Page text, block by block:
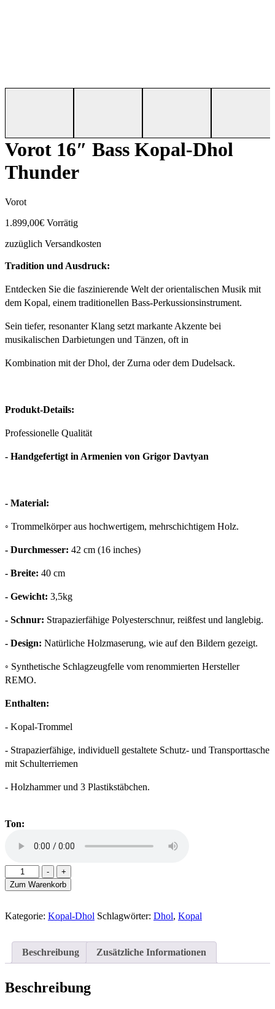
Vorot 16″ Bass Kopal-Dhol
Thunder
Vorot
1.899,00€ Vorrätig
zuzüglich Versandkosten
Tradition und Ausdruck:
Entdecken Sie die faszinierende Welt der orientalischen Musik mit
dem Kopal, einem traditionellen Bass-Perkussionsinstrument.
Sein tiefer, resonanter Klang setzt markante Akzente bei
musikalischen Darbietungen und Tänzen, oft in
Kombination mit der Dhol, der Zurna oder dem Dudelsack.
Produkt-Details:
Professionelle Qualität
- Handgefertigt in Armenien von Grigor Davtyan
- Material:
◦ Trommelkörper aus hochwertigem, mehrschichtigem Holz.
- Durchmesser: 42 cm (16 inches)
- Breite: 40 cm
- Gewicht: 3,5kg
- Schnur: Strapazierfähige Polyesterschnur, reißfest und langlebig.
- Design: Natürliche Holzmaserung, wie auf den Bildern gezeigt.
◦ Synthetische Schlagzeugfelle vom renommierten Hersteller
REMO.
Enthalten:
- Kopal-Trommel
- Strapazierfähige, individuell gestaltete Schutz- und Transporttasche
mit Schulterriemen
- Holzhammer und 3 Plastikstäbchen.
Ton:
Vorot
16"
Bass
Dhol
-
+
Zum Warenkorb
Kategorie: Kopal-Dhol Schlagwörter: Dhol, Kopal
Beschreibung Zusätzliche Informationen
Beschreibung